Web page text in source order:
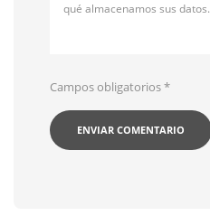
qué almacenamos sus datos.
Campos obligatorios*